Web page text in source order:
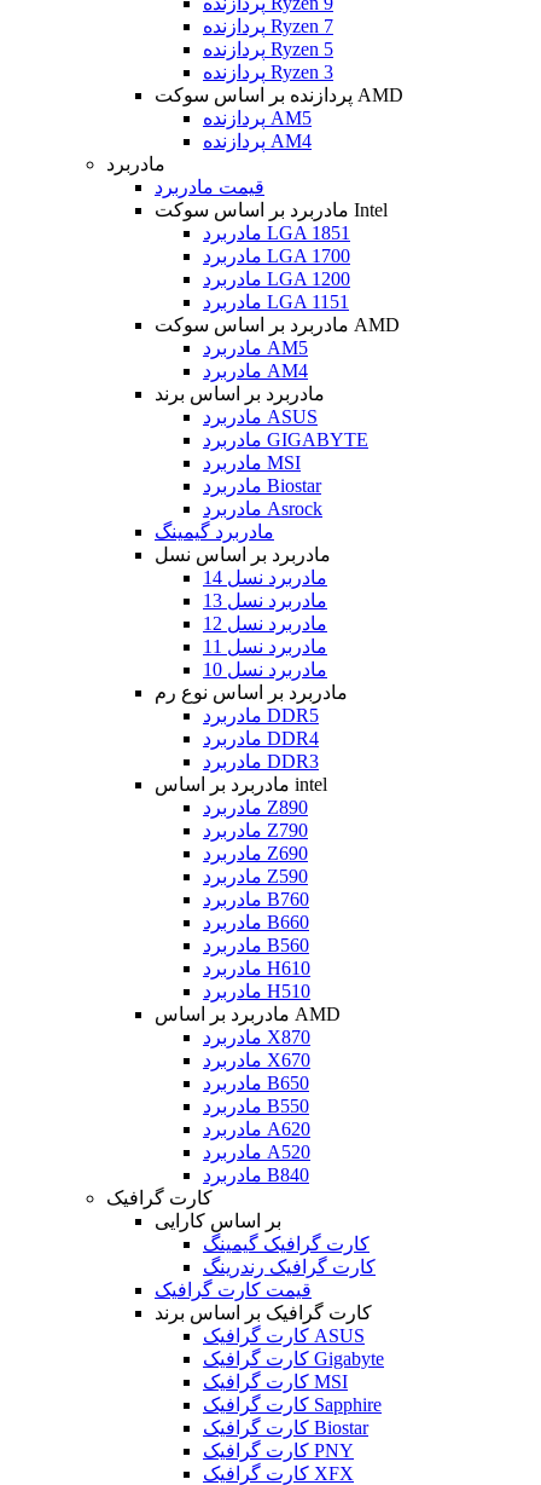
پردازنده Ryzen 7
پردازنده Ryzen 5
پردازنده Ryzen 3
پردازنده بر اساس سوکت AMD
پردازنده AM5
پردازنده AM4
مادربرد
قیمت مادربرد
مادربرد بر اساس سوکت Intel
مادربرد LGA 1851
مادربرد LGA 1700
مادربرد LGA 1200
مادربرد LGA 1151
مادربرد بر اساس سوکت AMD
مادربرد AM5
مادربرد AM4
مادربرد بر اساس برند
مادربرد ASUS
مادربرد GIGABYTE
مادربرد MSI
مادربرد Biostar
مادربرد Asrock
مادربرد گیمینگ
مادربرد بر اساس نسل
مادربرد نسل 14
مادربرد نسل 13
مادربرد نسل 12
مادربرد نسل 11
مادربرد نسل 10
مادربرد بر اساس نوع رم
مادربرد DDR5
مادربرد DDR4
مادربرد DDR3
مادربرد بر اساس intel
مادربرد Z890
مادربرد Z790
مادربرد Z690
مادربرد Z590
مادربرد B760
مادربرد B660
مادربرد B560
مادربرد H610
مادربرد H510
مادربرد بر اساس AMD
مادربرد X870
مادربرد X670
مادربرد B650
مادربرد B550
مادربرد A620
مادربرد A520
مادربرد B840
کارت گرافیک
بر اساس کارایی
کارت گرافیک گیمینگ
کارت گرافیک رندرینگ
قیمت کارت گرافیک
کارت گرافیک بر اساس برند
کارت گرافیک ASUS
کارت گرافیک Gigabyte
کارت گرافیک MSI
کارت گرافیک Sapphire
کارت گرافیک Biostar
کارت گرافیک PNY
کارت گرافیک XFX